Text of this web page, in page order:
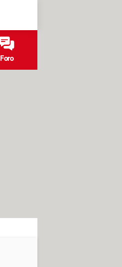
Foro